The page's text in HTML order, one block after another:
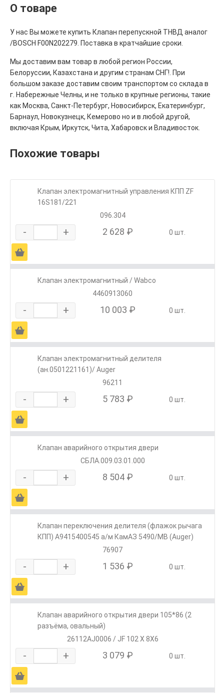
О товаре
У нас Вы можете купить Клапан перепускной ТНВД аналог
/BOSCH F00N202279. Поставка в кратчайшие сроки.
Мы доставим вам товар в любой регион России,
Белоруссии, Казахстана и другим странам СНГ!. При
большом заказе доставим своим транспортом со склада в
г. Набережные Челны, и не только в крупные регионы, такие
как Москва, Санкт-Петербург, Новосибирск, Екатеринбург,
Барнаул, Новокузнецк, Кемерово но и в любой другой,
включая Крым, Иркутск, Чита, Хабаровск и Владивосток.
Похожие товары
Клапан электромагнитный управления КПП ZF
16S181/221
096.304
- + 2 628 ₽ 0 шт.
Ä
Клапан электромагнитный / Wabco
4460913060
- + 10 003 ₽ 0 шт.
Ä
Клапан электромагнитный делителя
(ан.0501221161)/ Auger
96211
- + 5 783 ₽ 0 шт.
Ä
Клапан аварийного открытия двери
СБЛА.009.03.01.000
- + 8 504 ₽ 0 шт.
Ä
Клапан переключения делителя (флажок рычага
КПП) A9415400545 а/м КамАЗ 5490/МВ (Auger)
76907
- + 1 536 ₽ 0 шт.
Ä
Клапан аварийного открытия двери 105*86 (2
разъёма, овальный)
26112AJ0006 / JF 102 X 8X6
- + 3 079 ₽ 0 шт.
Ä